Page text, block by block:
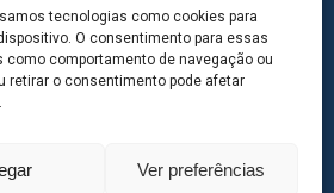
tecnologias como cookies para
O consentimento para essas
comportamento de navegação ou
retirar o consentimento pode afetar
Ver preferências